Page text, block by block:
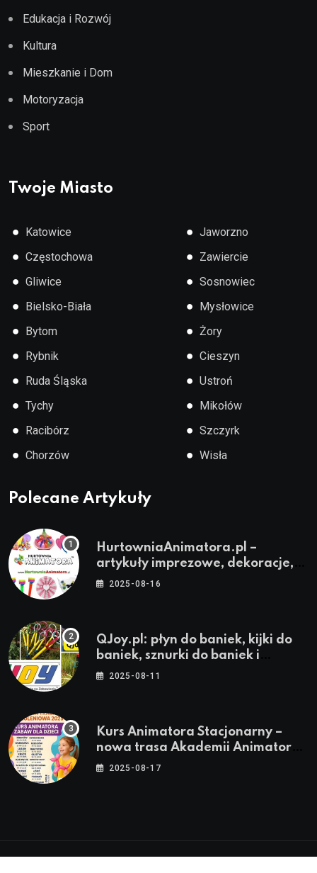
Edukacja i Rozwój
Kultura
Mieszkanie i Dom
Motoryzacja
Sport
Twoje Miasto
● Katowice
● Częstochowa
● Gliwice
● Bielsko-Biała
● Bytom
● Rybnik
● Ruda Śląska
● Tychy
● Racibórz
● Chorzów
● Jaworzno
● Zawiercie
● Sosnowiec
● Mysłowice
● Żory
● Cieszyn
● Ustroń
● Mikołów
● Szczyrk
● Wisła
Polecane Artykuły
HurtowniaAnimatora.pl –
artykuły imprezowe, dekoracje,
stroje i akcesoria dla animatorów
2025-08-16
QJoy.pl: płyn do baniek, kijki do
baniek, sznurki do baniek i
zestawy do baniek
2025-08-11
Kurs Animatora Stacjonarny –
nowa trasa Akademii Animatora
– jesień 2025
2025-08-17